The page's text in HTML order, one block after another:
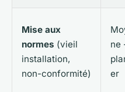
Mise aux
normes (vieil
installation,
non-conformité)
ne
er